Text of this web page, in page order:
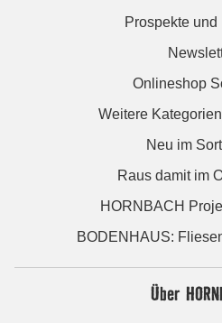
Prospekte
Onlineshop
Weitere
Neu im
Raus damit im
HORNBACH
BODENHAUS:
Über